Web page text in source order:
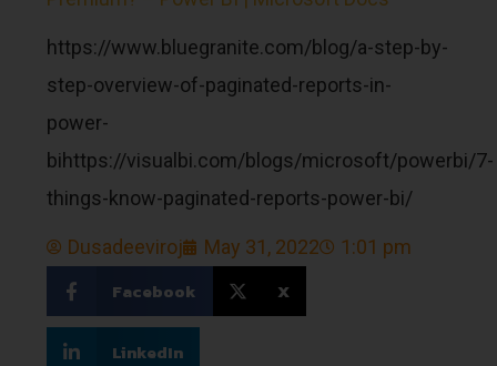
https://www.bluegranite.com/blog/a-step-by-
step-overview-of-paginated-reports-in-
power-
bihttps://visualbi.com/blogs/microsoft/powerbi/7-
things-know-paginated-reports-power-bi/
Dusadeeviroj May 31, 2022 1:01 pm
Facebook X
LinkedIn